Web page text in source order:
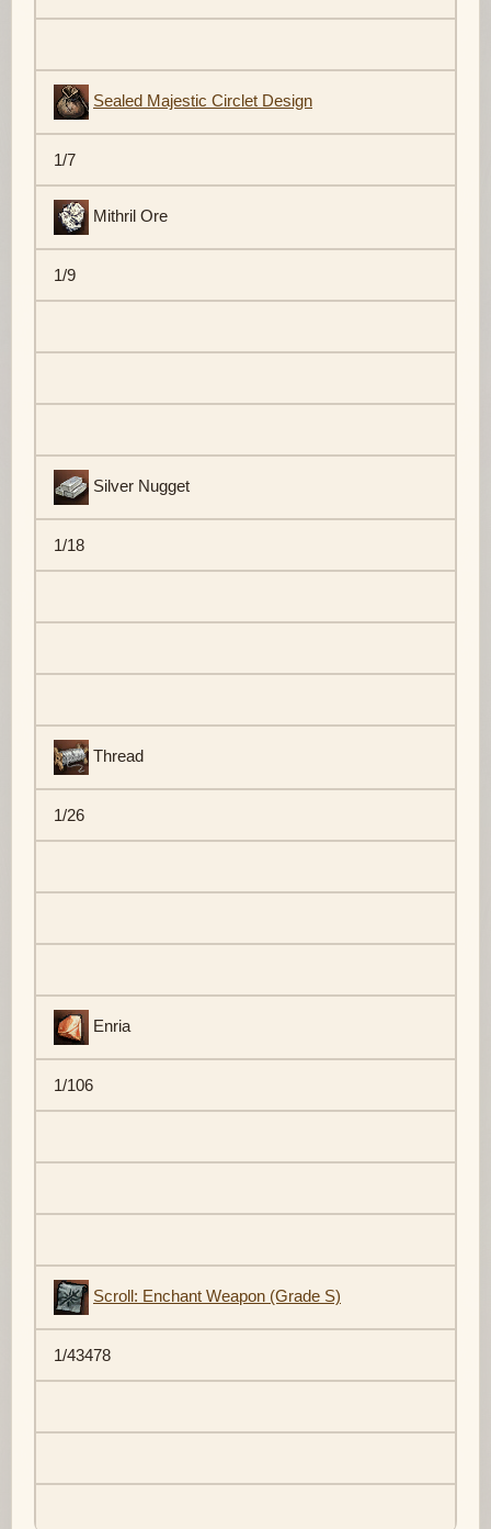
Sealed Majestic Circlet Design
1/7
Mithril Ore
1/9
Silver Nugget
1/18
Thread
1/26
Enria
1/106
Scroll: Enchant Weapon (Grade S)
1/43478